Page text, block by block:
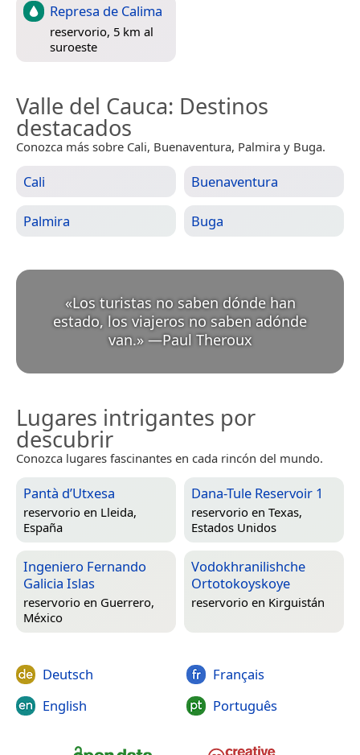
Represa de Calima
reservorio, 5 km al
suroeste
Valle del Cauca: Destinos
destacados
Conozca más sobre Cali, Buenaventura, Palmira y Buga.
Cali Buenaventura
Palmira Buga
«Los turistas no saben dónde han
estado, los viajeros no saben adónde
van.» —Paul Theroux
Lugares intrigantes por
descubrir
Conozca lugares fascinantes en cada rincón del mundo.
Pantà d’Utxesa
reservorio en Lleida,
España
Dana-Tule Reservoir 1
reservorio en Texas,
Estados Unidos
Ingeniero Fernando
Galicia Islas
reservorio en Guerrero,
México
Vodokhranilishche
Ortotokoyskoye
reservorio en Kirguistán
Deutsch
English
Français
Português